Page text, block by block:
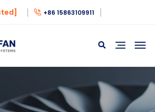
+86 15863109911